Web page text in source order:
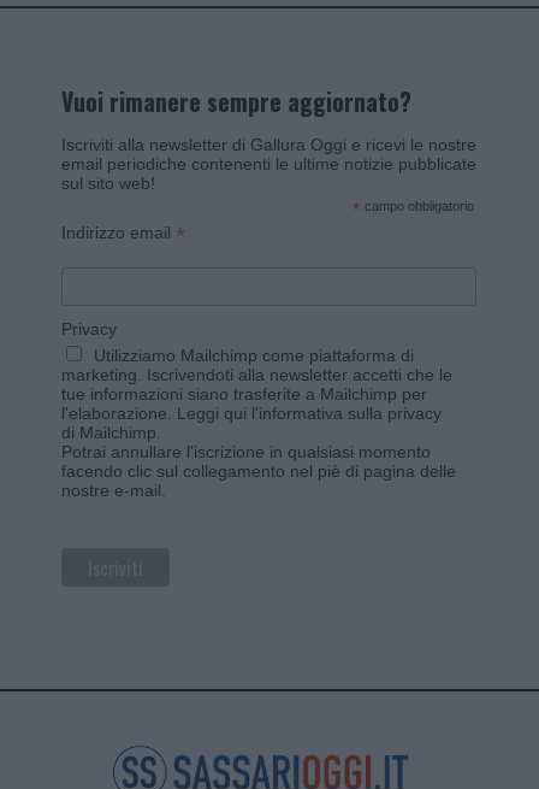
Vuoi rimanere sempre aggiornato?
Iscriviti alla newsletter di Gallura Oggi e ricevi le nostre
email periodiche contenenti le ultime notizie pubblicate
sul sito web!
* campo obbligatorio
Indirizzo email *
Privacy
Utilizziamo Mailchimp come piattaforma di
marketing. Iscrivendoti alla newsletter accetti che le
tue informazioni siano trasferite a Mailchimp per
l'elaborazione. Leggi qui l'informativa sulla privacy
di Mailchimp
Potrai annullare l'iscrizione in qualsiasi momento
facendo clic sul collegamento nel piè di pagina delle
nostre e-mail.